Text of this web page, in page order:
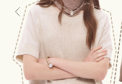
下著系列
連身系列
百搭配件
穿搭美學